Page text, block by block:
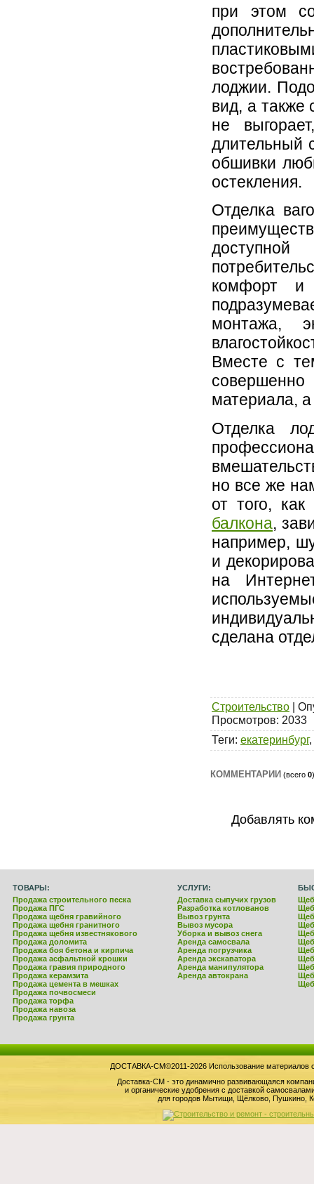
при этом
лоджии.
вид, а также
не
длительный
обшивки
остекления.
Отделка
комфорт и
монтажа,
Вместе с
материала, а
Отделка
но все же
от того,
балкона,
например,
и
на
сделана
Строительство |
Просмотров: 2033
Теги: екатеринбург,
КОММЕНТАРИИ (всего 0)
Добавлять
ТОВАРЫ: УСЛУГИ:
Продажа строительного песка
Продажа ПГС
Продажа щебня гравийного
Продажа щебня гранитного
Продажа щебня известнякового
Продажа доломита
Продажа боя бетона и кирпича
Продажа асфальтной крошки
Продажа гравия природного
Продажа керамзита
Продажа цемента в мешках
Доставка сыпучих грузов
Разработка котлованов
Вывоз грунта
Вывоз мусора
Уборка и вывоз снега
Аренда самосвала
Аренда погрузчика
Аренда экскаватора
Аренда манипулятора
Аренда автокрана
Продажа почвосмеси
Продажа торфа
Продажа навоза
Продажа грунта
ДОСТАВКА-СМ©2011-2026 Использование материалов
Доставка-СМ - это динамично развивающаяся
и органические удобрения с доставкой
для городов Мытищи, Щёлково, Пушкино,